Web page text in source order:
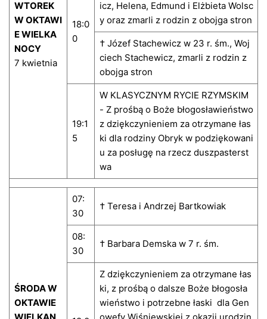
WTOREK
W OKTAWI
E WIELKA
NOCY
7 kwietnia
18:0
0
icz, Helena, Edmund i Elżbieta Wolsc
y oraz zmarli z rodzin z obojga stron
† Józef Stachewicz w 23 r. śm., Woj
ciech Stachewicz, zmarli z rodzin z
obojga stron
19:1
5
W KLASYCZNYM RYCIE RZYMSKIM
- Z prośbą o Boże błogosławieństwo
z dziękczynieniem za otrzymane łas
ki dla rodziny Obryk w podziękowani
u za posługę na rzecz duszpasterst
wa
ŚRODA W
OKTAWIE
07:
30
† Teresa i Andrzej Bartkowiak
08:
30
† Barbara Demska w 7 r. śm.
Z dziękczynieniem za otrzymane łas
ki, z prośbą o dalsze Boże błogosła
wieństwo i potrzebne łaski dla Gen